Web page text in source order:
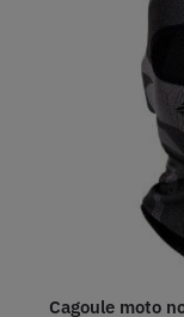
Cagoule moto